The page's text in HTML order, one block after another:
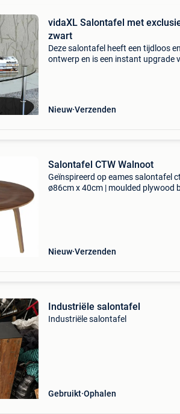
vidaXL Salontafel met
zwart
Deze salontafel heeft een tijdloos
ontwerp en is een instant upgrade
Nieuw Verzenden
Salontafel CTW Walnoot
Geïnspireerd op eames salontafel
ø86cm x 40cm | moulded plywood
Nieuw Verzenden
Industriële salontafel
Industriële salontafel
Gebruikt Ophalen